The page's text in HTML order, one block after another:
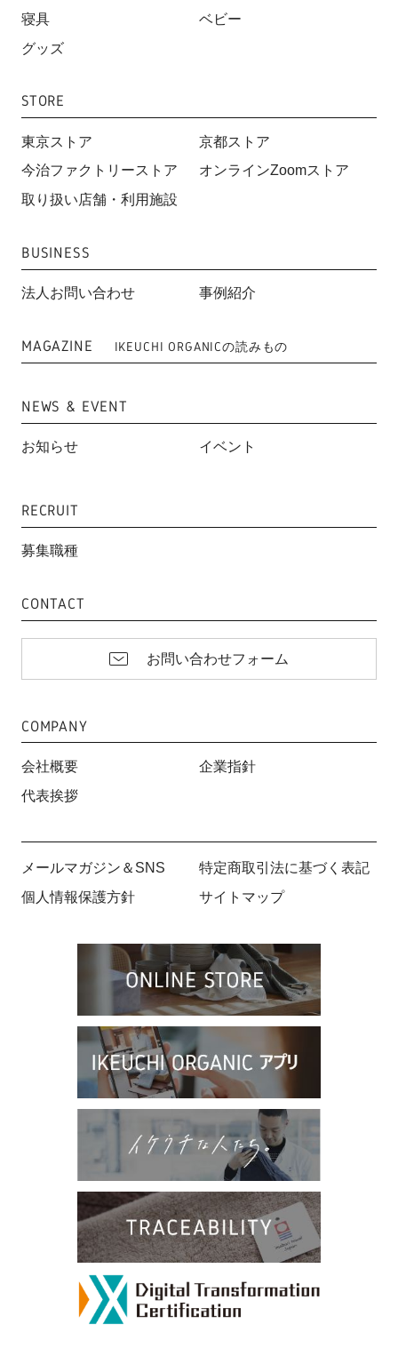
寝具
ベビー
グッズ
STORE
東京ストア
京都ストア
今治ファクトリーストア
オンラインZoomストア
取り扱い店舗・利用施設
BUSINESS
法人お問い合わせ 事例紹介
MAGAZINE IKEUCHI ORGANICの読みもの
NEWS & EVENT
お知らせ イベント
RECRUIT
募集職種
CONTACT
お問い合わせフォーム
COMPANY
会社概要
企業指針
代表挨拶
メールマガジン＆SNS
特定商取引法に基づく表記
個人情報保護方針
サイトマップ